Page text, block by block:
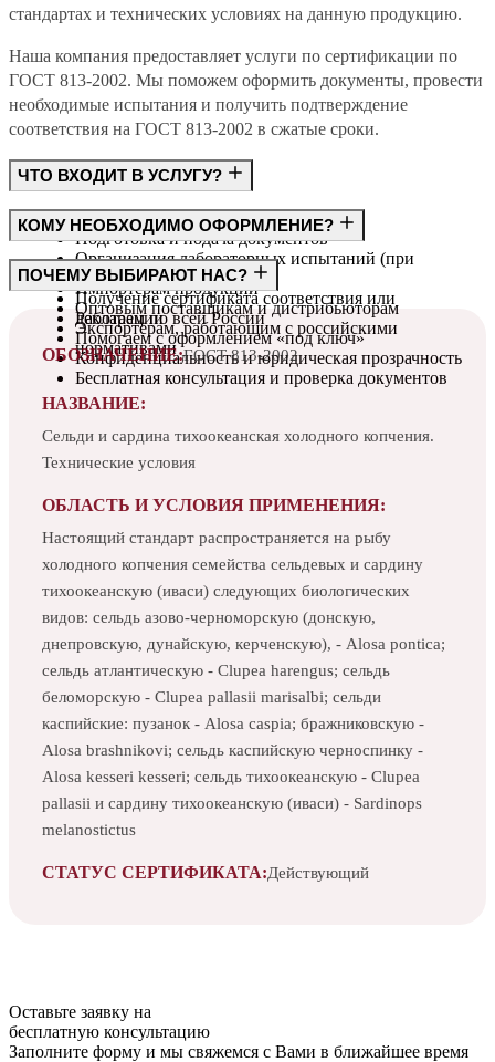
стандартах и технических условиях на данную продукцию.
Наша компания предоставляет услуги по сертификации по
ГОСТ 813-2002. Мы поможем оформить документы, провести
необходимые испытания и получить подтверждение
соответствия на ГОСТ 813-2002 в сжатые сроки.
ЧТО ВХОДИТ В УСЛУГУ?
Консультация по требованиям ГОСТ
Подготовка и подача документов
Организация лабораторных испытаний (при
необходимости)
Получение сертификата соответствия или
декларации
КОМУ НЕОБХОДИМО ОФОРМЛЕНИЕ?
Производителям
Импортёрам продукции
Оптовым поставщикам и дистрибьюторам
Экспортёрам, работающим с российскими
нормативами
ПОЧЕМУ ВЫБИРАЮТ НАС?
Работаем по всей России
Помогаем с оформлением «под ключ»
Конфиденциальность и юридическая прозрачность
Бесплатная консультация и проверка документов
ОБОЗНАЧЕНИЕ:ГОСТ 813-2002
НАЗВАНИЕ:
Сельди и сардина тихоокеанская холодного копчения.
Технические условия
ОБЛАСТЬ И УСЛОВИЯ ПРИМЕНЕНИЯ:
Настоящий стандарт распространяется на рыбу
холодного копчения семейства сельдевых и сардину
тихоокеанскую (иваси) следующих биологических
видов: сельдь азово-черноморскую (донскую,
днепровскую, дунайскую, керченскую), - Alosa pontica;
сельдь атлантическую - Clupea harengus; сельдь
беломорскую - Clupea pallasii marisalbi; сельди
каспийские: пузанок - Alosa caspia; бражниковскую -
Alosa brashnikovi; сельдь каспийскую черноспинку -
Аlosa kesseri kesseri; сельдь тихоокеанскую - Clupea
pallasii и сардину тихоокеанскую (иваси) - Sardinops
melanostictus
СТАТУС СЕРТИФИКАТА:Действующий
Оставьте заявку на
бесплатную консультацию
Заполните форму и мы свяжемся с Вами в ближайшее время